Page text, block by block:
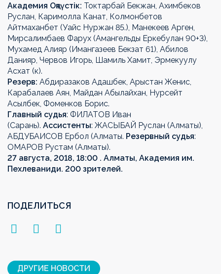
Академия Оңтүстік: Токтарбай Бекжан, Ахимбеков
Руслан, Каримолла Канат, Колмонбетов
Айтмаханбет (Уайс Нуржан 85.), Манекеев Арген,
Мирсалимбаев Фарух (Амангельды Еркебулан 90+3),
Мухамед Алияр (Имангазеев Бекзат 61), Абилов
Данияр, Червов Игорь, Шамиль Хамит, Эрмекуулу
Асхат (к).
Резерв: Абдиразаков Адашбек, Арыстан Женис,
Карабалаев Аян, Майдан Абылайхан, Нурсейт
Асылбек, Фоменков Борис.
Главный судья: ФИЛАТОВ Иван
(Сарань). Ассистенты: ЖАСЫБАЙ Руслан (Алматы),
АБДУБАИСОВ Ербол (Алматы. Резервный судья:
ОМАРОВ Рустам (Алматы).
27 августа, 2018, 18:00 . Алматы, Академия им.
Пехлеваниди. 200 зрителей.
ПОДЕЛИТЬСЯ
ДРУГИЕ НОВОСТИ